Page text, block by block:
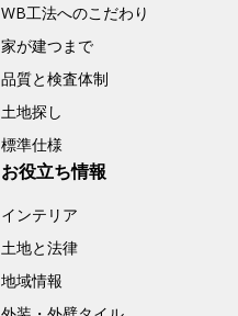
WB工法へのこだわり
家が建つまで
品質と検査体制
土地探し
標準仕様
お役立ち情報
インテリア
土地と法律
地域情報